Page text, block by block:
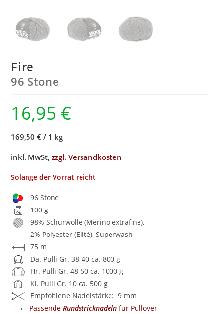
Fire
96 Stone
16,95 €
169,50 € / 1 kg
inkl. MwSt,zzgl. Versandkosten
Solange der Vorrat reicht
96 Stone
100 g
98% Schurwolle (Merino extrafine),
2% Polyester (Elité), Superwash
75 m
Da. Pulli Gr. 38-40 ca. 800 g
Hr. Pulli Gr. 48-50 ca. 1000 g
Ki. Pulli Gr. 10 ca. 500 g
Empfohlene Nadelstärke: 9 mm
→ PassendeRundstricknadeln für Pullover